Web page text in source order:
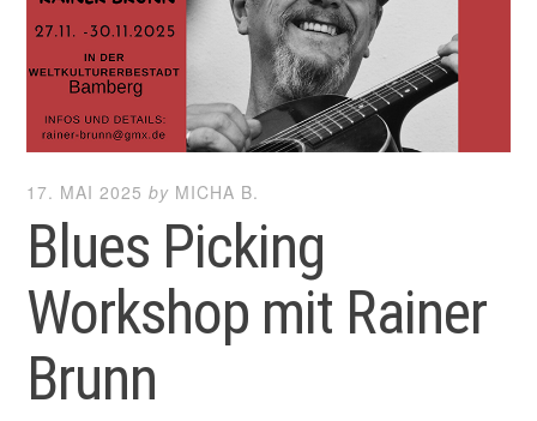
17. MAI 2025 by MICHA B.
Blues Picking
Workshop mit Rainer
Brunn